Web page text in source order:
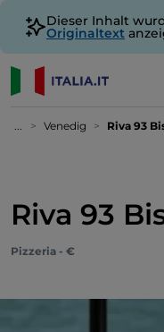
Dieser Inhalt
Originaltext
... Venedig Riva 93
Riva 93
Pizzeria - €